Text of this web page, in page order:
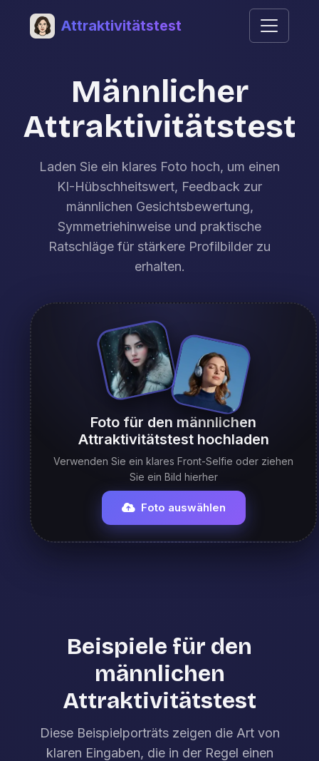
Attraktivitätstest
Männlicher
Attraktivitätstest
Laden Sie ein klares Foto hoch, um einen
KI-Hübschheitswert, Feedback zur
männlichen Gesichtsbewertung,
Symmetriehinweise und praktische
Ratschläge für stärkere Profilbilder zu
erhalten.
Foto für den männlichen
Attraktivitätstest hochladen
Verwenden Sie ein klares Front-Selfie oder ziehen
Sie ein Bild hierher
Foto auswählen
Beispiele für den
männlichen
Attraktivitätstest
Diese Beispielporträts zeigen die Art von
klaren Eingaben, die in der Regel einen